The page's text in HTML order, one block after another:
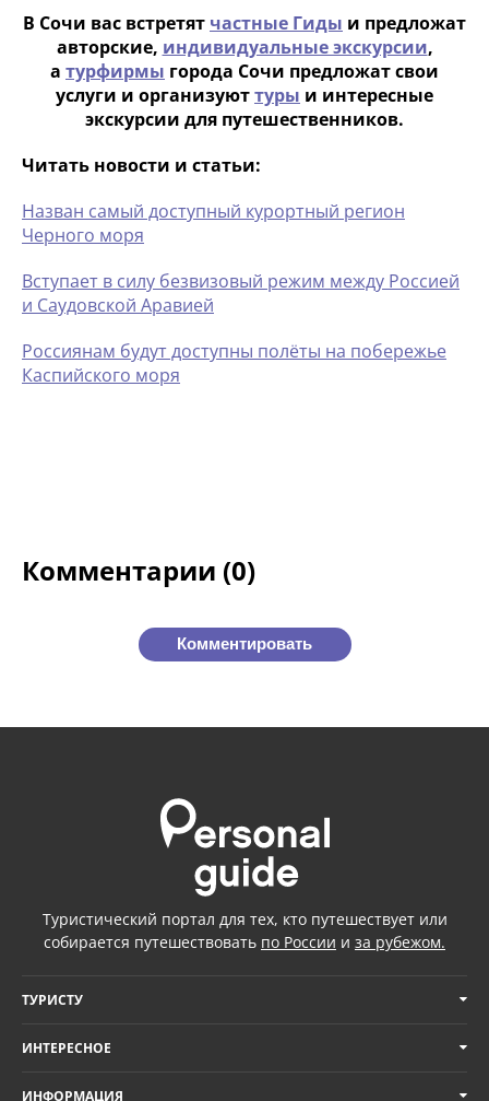
В Сочи вас встретят частные Гиды и предложат
авторские, индивидуальные экскурсии,
а турфирмы города Сочи предложат свои
услуги и организуюттуры и интересные
экскурсии для путешественников.
Читать новости и статьи:
Назван самый доступный курортный регион
Черного моря
Вступает в силу безвизовый режим между Россией
и Саудовской Аравией
Россиянам будут доступны полёты на побережье
Каспийского моря
Комментарии (0)
Комментировать
Туристический портал для тех, кто путешествует или
собирается путешествовать по России и за рубежом.
ТУРИСТУ
ИНТЕРЕСНОЕ
ИНФОРМАЦИЯ